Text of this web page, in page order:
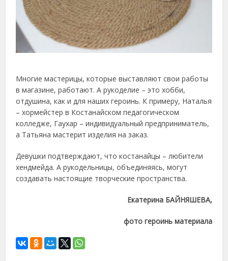
Многие мастерицы, которые выставляют свои работы
в магазине, работают. А рукоделие – это хобби,
отдушина, как и для наших героинь. К примеру, Наталья
– хормейстер в Костанайском педагогическом
колледже, Гаухар – индивидуальный предприниматель,
а Татьяна мастерит изделия на заказ.
Девушки подтверждают, что костанайцы – любители
хендмейда. А рукодельницы, объединяясь, могут
создавать настоящие творческие пространства.
Екатерина БАЙНЯШЕВА,
фото героинь материала